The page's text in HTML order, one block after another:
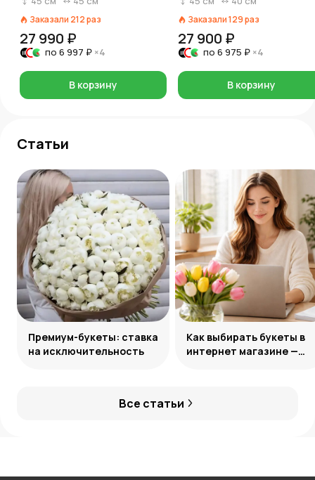
Заказали 212раз
27 990 ₽
по 6 997 ₽ ×4
В корзину
Заказали129раз
27 900 ₽
по 6 975 ₽ ×4
В корзину
Статьи
Все статьи
Премиум-букеты: ставка
на исключительность
Как выбирать букеты в
интернет магазине —